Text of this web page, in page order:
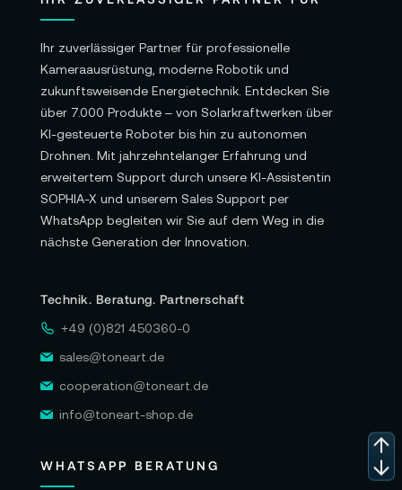
Ihr zuverlässiger Partner für professionelle
Kameraausrüstung, moderne Robotik und
zukunftsweisende Energietechnik. Entdecken Sie
über 7.000 Produkte – von Solarkraftwerken über
KI-gesteuerte Roboter bis hin zu autonomen
Drohnen. Mit jahrzehntelanger Erfahrung und
erweitertem Support durch unsere KI-Assistentin
SOPHIA-X und unserem Sales Support per
WhatsApp begleiten wir Sie auf dem Weg in die
nächste Generation der Innovation.
Technik. Beratung. Partnerschaft
+49 (0)821 450360-0
sales@toneart.de
cooperation@toneart.de
info@toneart-shop.de
WHATSAPP BERATUNG